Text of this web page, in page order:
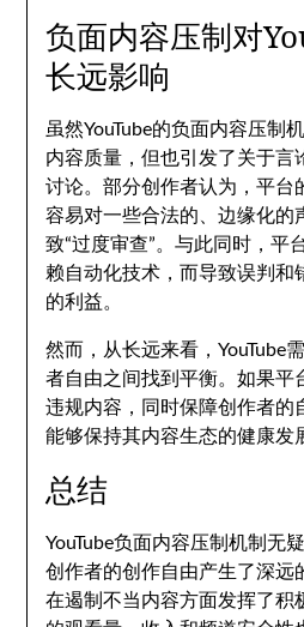
负面内容压制对
长远影响
虽然YouTube的负面内容压制
内容质量，但也引发了关于言
讨论。部分创作者认为，平台
容易对一些合法的、边缘化的
致“过度审查”。与此同时，平
赖自动化技术，而导致误判和
的利益。
然而，从长远来看，YouTube
者自由之间找到平衡。如果平
违规内容，同时保障创作者的
能够保持其内容生态的健康发
总结
YouTube负面内容压制机制无
创作者的创作自由产生了深远
在遏制不当内容方面发挥了积